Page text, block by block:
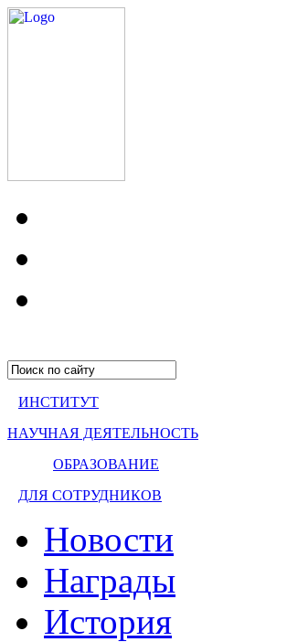
ИНСТИТУТ
НАУЧНАЯ ДЕЯТЕЛЬНОСТЬ
ОБРАЗОВАНИЕ
ДЛЯ СОТРУДНИКОВ
Новости
Награды
История